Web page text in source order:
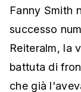
Fanny Smith
successo
Reiteralm, la
battuta di
che già